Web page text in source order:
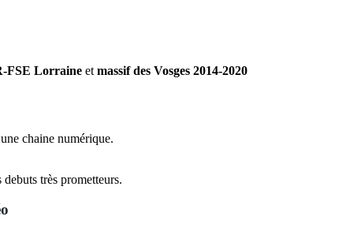
FSE Lorraineet massif des Vosges 2014-2020
chaine numérique.
très prometteurs.